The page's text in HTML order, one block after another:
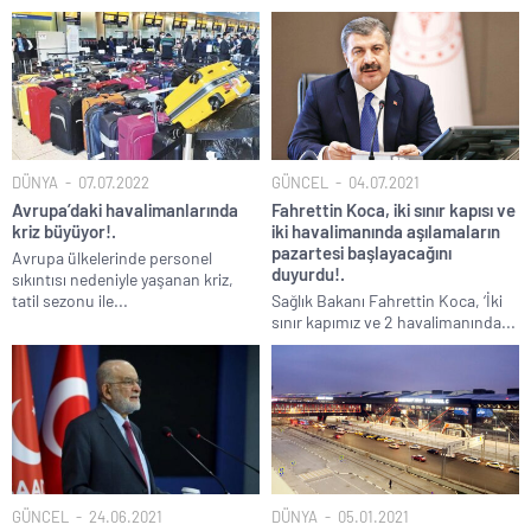
ABD’de de 25 eyalet Trump yönetimine karşı dava açtı!.
Brent petrol çakıldı!.
Rüşvet ve yolsuzluktan tutuklanan CHP’li Erdal Beşikçioğlu
görevden uzaklaştırıldı!.
İngilizler 12. adamları Özgür Özel’i hazırlama telâşına düştü!.
Uğur Mumcu dosyası 33 yıl sonra yeniden açılıyor..
CHP Lideri Kılıçdaoğlu’ndan Terörsüz Türkiye sürecine destek
açıklaması..
Denize döktüğümüz(!) Yunanların ekonomisini şaha kaldırdık!.
TÜİK sipariş enflasyon oranlarını açıkladı!.
TÜİK kira zam oranını yüzde 31 olarak açıkladı..
18 yaş altı çocuklara müebbet hapis cezası resmen onaylandı!.
DÜNYA 07.07.2022
Avrupa’daki havalimanlarında
kriz büyüyor!.
Avrupa ülkelerinde personel
sıkıntısı nedeniyle yaşanan kriz,
tatil sezonu ile...
GÜNCEL 04.07.2021
Fahrettin Koca, iki sınır kapısı ve
iki havalimanında aşılamaların
pazartesi başlayacağını
duyurdu!.
Sağlık Bakanı Fahrettin Koca, ‘İki
sınır kapımız ve 2 havalimanında...
GÜNCEL 24.06.2021 DÜNYA 05.01.2021